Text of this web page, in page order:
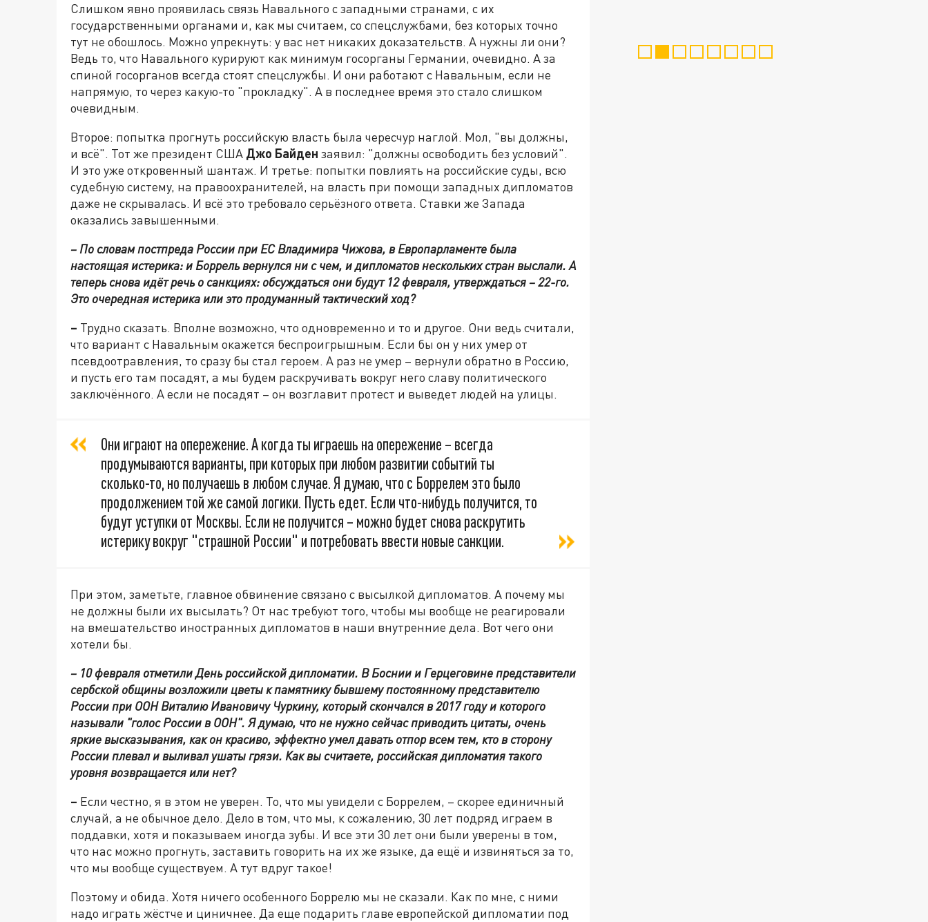
Слишком явно проявилась связь Навального с западными странами, с их
государственными органами и, как мы считаем, со спецслужбами, без которых точно
тут не обошлось. Можно упрекнуть: у вас нет никаких доказательств. А нужны ли они?
Ведь то, что Навального курируют как минимум госорганы Германии, очевидно. А за
спиной госорганов всегда стоят спецслужбы. И они работают с Навальным, если не
напрямую, то через какую-то "прокладку". А в последнее время это стало слишком
очевидным.
Второе: попытка прогнуть российскую власть была чересчур наглой. Мол, "вы должны,
и всё". Тот же президент США Джо Байден заявил: "должны освободить без условий".
И это уже откровенный шантаж. И третье: попытки повлиять на российские суды, всю
судебную систему, на правоохранителей, на власть при помощи западных дипломатов
даже не скрывалась. И всё это требовало серьёзного ответа. Ставки же Запада
оказались завышенными.
– По словам постпреда России при ЕС Владимира Чижова, в Европарламенте была
настоящая истерика: и Боррель вернулся ни с чем, и дипломатов нескольких стран выслали. А
теперь снова идёт речь о санкциях: обсуждаться они будут 12 февраля, утверждаться – 22-го.
Это очередная истерика или это продуманный тактический ход?
– Трудно сказать. Вполне возможно, что одновременно и то и другое. Они ведь считали,
что вариант с Навальным окажется беспроигрышным. Если бы он у них умер от
псевдоотравления, то сразу бы стал героем. А раз не умер – вернули обратно в Россию,
и пусть его там посадят, а мы будем раскручивать вокруг него славу политического
заключённого. А если не посадят – он возглавит протест и выведет людей на улицы.
Они играют на опережение. А когда ты играешь на опережение – всегда
продумываются варианты, при которых при любом развитии событий ты
сколько-то, но получаешь в любом случае. Я думаю, что с Боррелем это было
продолжением той же самой логики. Пусть едет. Если что-нибудь получится, то
будут уступки от Москвы. Если не получится – можно будет снова раскрутить
истерику вокруг "страшной России" и потребовать ввести новые санкции.
При этом, заметьте, главное обвинение связано с высылкой дипломатов. А почему мы
не должны были их высылать? От нас требуют того, чтобы мы вообще не реагировали
на вмешательство иностранных дипломатов в наши внутренние дела. Вот чего они
хотели бы.
– 10 февраля отметили День российской дипломатии. В Боснии и Герцеговине представители
сербской общины возложили цветы к памятнику бывшему постоянному представителю
России при ООН Виталию Ивановичу Чуркину, который скончался в 2017 году и которого
называли "голос России в ООН". Я думаю, что не нужно сейчас приводить цитаты, очень
яркие высказывания, как он красиво, эффектно умел давать отпор всем тем, кто в сторону
России плевал и выливал ушаты грязи. Как вы считаете, российская дипломатия такого
уровня возвращается или нет?
– Если честно, я в этом не уверен. То, что мы увидели с Боррелем, – скорее единичный
случай, а не обычное дело. Дело в том, что мы, к сожалению, 30 лет подряд играем в
поддавки, хотя и показываем иногда зубы. И все эти 30 лет они были уверены в том,
что нас можно прогнуть, заставить говорить на их же языке, да ещё и извиняться за то,
что мы вообще существуем. А тут вдруг такое!
Поэтому и обида. Хотя ничего особенного Боррелю мы не сказали. Как по мне, с ними
надо играть жёстче и циничнее. Да еще подарить главе европейской дипломатии под